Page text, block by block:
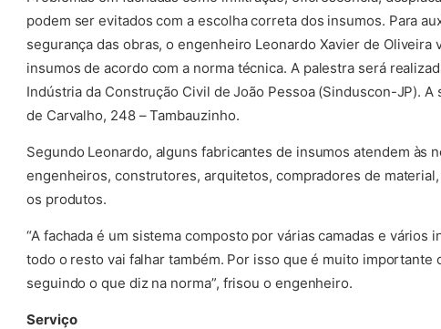
podem ser evitados com a escolha correta dos insumos. Para
segurança das obras, o engenheiro Leonardo Xavier de
insumos de acordo com a norma técnica. A palestra será
Indústria da Construção Civil de João Pessoa (Sinduscon-JP).
de Carvalho, 248 – Tambauzinho.
Segundo Leonardo, alguns fabricantes de insumos atendem às
engenheiros, construtores, arquitetos, compradores de
os produtos.
“A fachada é um sistema composto por várias camadas e
todo o resto vai falhar também. Por isso que é muito
seguindo o que diz na norma”, frisou o engenheiro.
Serviço